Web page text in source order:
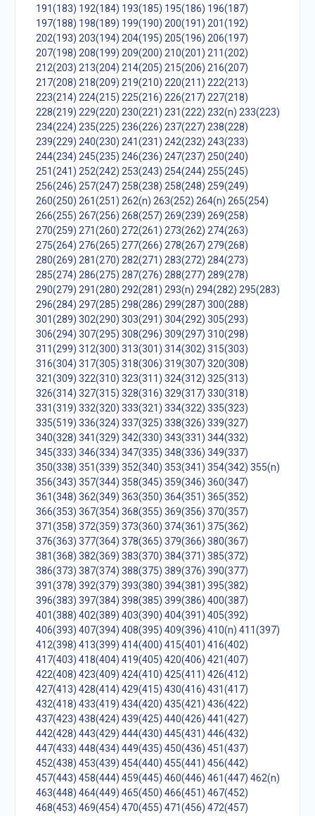
191(183) 192(184) 193(185) 195(186) 196(187)
197(188) 198(189) 199(190) 200(191) 201(192)
202(193) 203(194) 204(195) 205(196) 206(197)
207(198) 208(199) 209(200) 210(201) 211(202)
212(203) 213(204) 214(205) 215(206) 216(207)
217(208) 218(209) 219(210) 220(211) 222(213)
223(214) 224(215) 225(216) 226(217) 227(218)
228(219) 229(220) 230(221) 231(222) 232(n) 233(223)
234(224) 235(225) 236(226) 237(227) 238(228)
239(229) 240(230) 241(231) 242(232) 243(233)
244(234) 245(235) 246(236) 247(237) 250(240)
251(241) 252(242) 253(243) 254(244) 255(245)
256(246) 257(247) 258(238) 258(248) 259(249)
260(250) 261(251) 262(n) 263(252) 264(n) 265(254)
266(255) 267(256) 268(257) 269(239) 269(258)
270(259) 271(260) 272(261) 273(262) 274(263)
275(264) 276(265) 277(266) 278(267) 279(268)
280(269) 281(270) 282(271) 283(272) 284(273)
285(274) 286(275) 287(276) 288(277) 289(278)
290(279) 291(280) 292(281) 293(n) 294(282) 295(283)
296(284) 297(285) 298(286) 299(287) 300(288)
301(289) 302(290) 303(291) 304(292) 305(293)
306(294) 307(295) 308(296) 309(297) 310(298)
311(299) 312(300) 313(301) 314(302) 315(303)
316(304) 317(305) 318(306) 319(307) 320(308)
321(309) 322(310) 323(311) 324(312) 325(313)
326(314) 327(315) 328(316) 329(317) 330(318)
331(319) 332(320) 333(321) 334(322) 335(323)
335(519) 336(324) 337(325) 338(326) 339(327)
340(328) 341(329) 342(330) 343(331) 344(332)
345(333) 346(334) 347(335) 348(336) 349(337)
350(338) 351(339) 352(340) 353(341) 354(342) 355(n)
356(343) 357(344) 358(345) 359(346) 360(347)
361(348) 362(349) 363(350) 364(351) 365(352)
366(353) 367(354) 368(355) 369(356) 370(357)
371(358) 372(359) 373(360) 374(361) 375(362)
376(363) 377(364) 378(365) 379(366) 380(367)
381(368) 382(369) 383(370) 384(371) 385(372)
386(373) 387(374) 388(375) 389(376) 390(377)
391(378) 392(379) 393(380) 394(381) 395(382)
396(383) 397(384) 398(385) 399(386) 400(387)
401(388) 402(389) 403(390) 404(391) 405(392)
406(393) 407(394) 408(395) 409(396) 410(n) 411(397)
412(398) 413(399) 414(400) 415(401) 416(402)
417(403) 418(404) 419(405) 420(406) 421(407)
422(408) 423(409) 424(410) 425(411) 426(412)
427(413) 428(414) 429(415) 430(416) 431(417)
432(418) 433(419) 434(420) 435(421) 436(422)
437(423) 438(424) 439(425) 440(426) 441(427)
442(428) 443(429) 444(430) 445(431) 446(432)
447(433) 448(434) 449(435) 450(436) 451(437)
452(438) 453(439) 454(440) 455(441) 456(442)
457(443) 458(444) 459(445) 460(446) 461(447) 462(n)
463(448) 464(449) 465(450) 466(451) 467(452)
468(453) 469(454) 470(455) 471(456) 472(457)